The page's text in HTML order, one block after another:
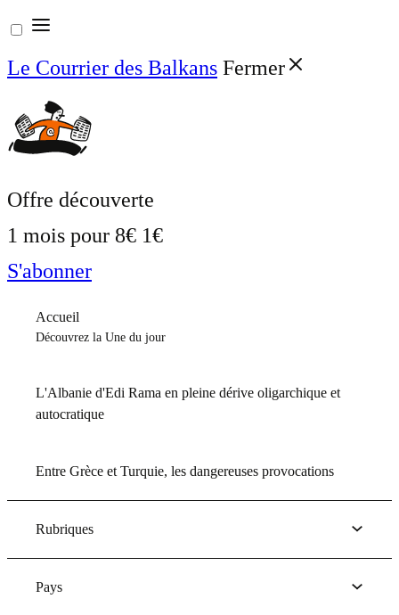
Aller
au
contenu
Le Courrier des Balkans Fermer
Offre découverte
1 mois pour 8€ 1€
S'abonner
Accueil
Découvrez la Une du jour
L'Albanie d'Edi Rama en pleine dérive oligarchique et
autocratique
Entre Grèce et Turquie, les dangereuses provocations
Rubriques
Pays